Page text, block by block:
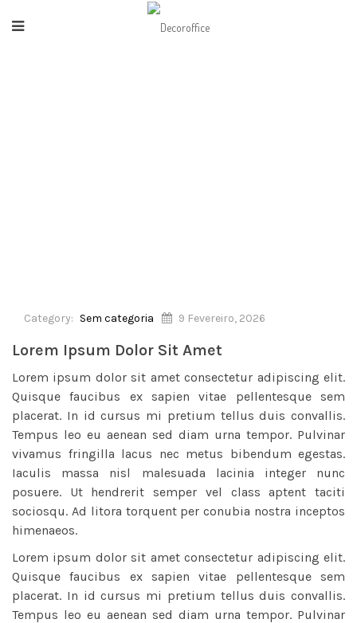
Category: Sem categoria 9 Fevereiro, 2026
Lorem Ipsum Dolor Sit Amet
Lorem ipsum dolor sit amet consectetur adipiscing elit.
Quisque faucibus ex sapien vitae pellentesque sem
placerat. In id cursus mi pretium tellus duis convallis.
Tempus leo eu aenean sed diam urna tempor. Pulvinar
vivamus fringilla lacus nec metus bibendum egestas.
Iaculis massa nisl malesuada lacinia integer nunc
posuere. Ut hendrerit semper vel class aptent taciti
sociosqu. Ad litora torquent per conubia nostra inceptos
himenaeos.
Lorem ipsum dolor sit amet consectetur adipiscing elit.
Quisque faucibus ex sapien vitae pellentesque sem
placerat. In id cursus mi pretium tellus duis convallis.
Tempus leo eu aenean sed diam urna tempor. Pulvinar